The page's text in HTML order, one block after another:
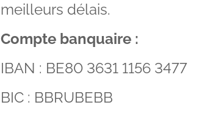
meilleurs délais.
Compte banquaire :
IBAN : BE80 3631 1156 3477
BIC : BBRUBEBB